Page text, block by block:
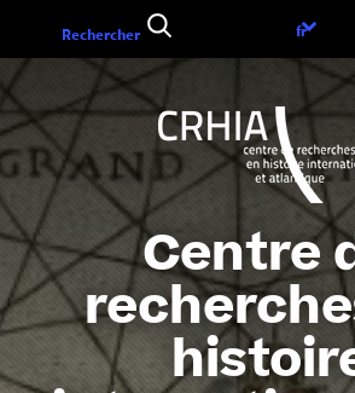
contenu
Centre
Rechercher
Choix
langue
fr